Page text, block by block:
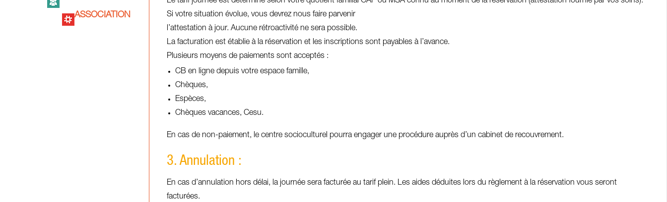
ASSOCIATION
Si votre situation évolue, vous devrez nous faire parvenir
l’attestation à jour. Aucune rétroactivité ne sera possible.
La facturation est établie à la réservation et les inscriptions sont payables à l’avance.
Plusieurs moyens de paiements sont acceptés :
CB en ligne depuis votre espace famille,
Chèques,
Espèces,
Chèques vacances, Cesu.
En cas de non-paiement, le centre socioculturel pourra engager une procédure auprès d’un cabinet de recouvrement.
3. Annulation :
En cas d’annulation hors délai, la journée sera facturée au tarif plein. Les aides déduites lors du règlement à la réservation vous seront
facturées.